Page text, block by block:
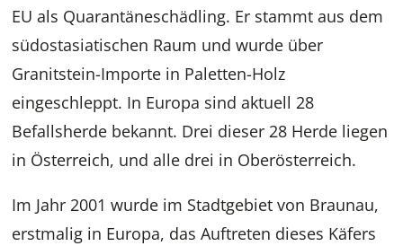
EU als Quarantäneschädling. Er stammt aus dem
südostasiatischen Raum und wurde über
Granitstein-Importe in Paletten-Holz
eingeschleppt. In Europa sind aktuell 28
Befallsherde bekannt. Drei dieser 28 Herde liegen
in Österreich, und alle drei in Oberösterreich.
Im Jahr 2001 wurde im Stadtgebiet von Braunau,
erstmalig in Europa, das Auftreten dieses Käfers